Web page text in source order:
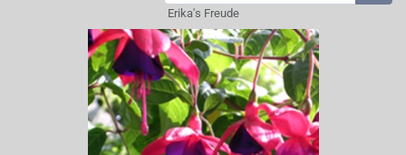
Erika's Freude